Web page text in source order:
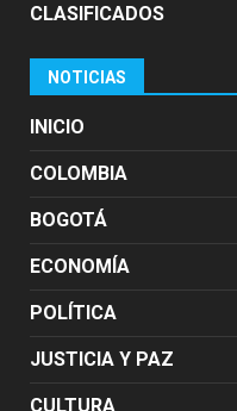
CLASIFICADOS
NOTICIAS
INICIO
COLOMBIA
BOGOTÁ
ECONOMÍA
POLÍTICA
JUSTICIA Y PAZ
CULTURA